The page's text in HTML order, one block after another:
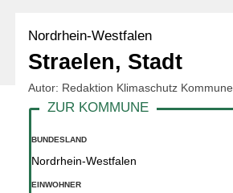
Nordrhein-Westfalen
Straelen, Stadt
Autor: Redaktion Klimaschutz Kommune
BUNDESLAND
Nordrhein-Westfalen
EINWOHNER